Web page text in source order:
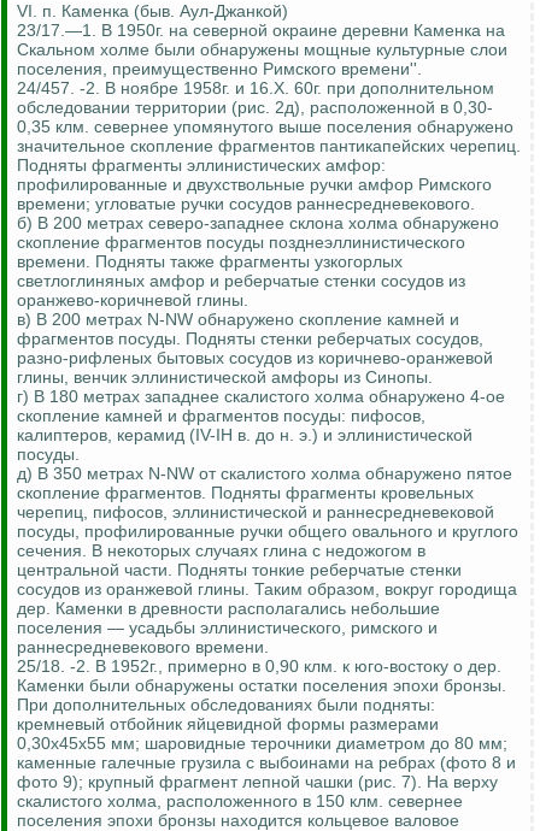
VI. п. Каменка (быв. Аул-Джанкой)
23/17.—1. В 1950г. на северной окраине деревни Каменка на
Скальном холме были обнаружены мощные культурные слои
поселения, преимущественно Римского времени''.
24/457. -2. В ноябре 1958г. и 16.Х. 60г. при дополнительном
обследовании территории (рис. 2д), расположенной в 0,30-
0,35 клм. севернее упомянутого выше поселения обнаружено
значительное скопление фрагментов пантикапейских черепиц.
Подняты фрагменты эллинистических амфор:
профилированные и двухствольные ручки амфор Римского
времени; угловатые ручки сосудов раннесредневекового.
б) В 200 метрах северо-западнее склона холма обнаружено
скопление фрагментов посуды позднеэллинистического
времени. Подняты также фрагменты узкогорлых
светлоглиняных амфор и реберчатые стенки сосудов из
оранжево-коричневой глины.
в) В 200 метрах N-NW обнаружено скопление камней и
фрагментов посуды. Подняты стенки реберчатых сосудов,
разно-рифленых бытовых сосудов из коричнево-оранжевой
глины, венчик эллинистической амфоры из Синопы.
г) В 180 метрах западнее скалистого холма обнаружено 4-ое
скопление камней и фрагментов посуды: пифосов,
калиптеров, керамид (IV-IH в. до н. э.) и эллинистической
посуды.
д) В 350 метрах N-NW от скалистого холма обнаружено пятое
скопление фрагментов. Подняты фрагменты кровельных
черепиц, пифосов, эллинистической и раннесредневековой
посуды, профилированные ручки общего овального и круглого
сечения. В некоторых случаях глина с недожогом в
центральной части. Подняты тонкие реберчатые стенки
сосудов из оранжевой глины. Таким образом, вокруг городища
дер. Каменки в древности располагались небольшие
поселения — усадьбы эллинистического, римского и
раннесредневекового времени.
25/18. -2. В 1952г., примерно в 0,90 клм. к юго-востоку о дер.
Каменки были обнаружены остатки поселения эпохи бронзы.
При дополнительных обследованиях были подняты:
кремневый отбойник яйцевидной формы размерами
0,30x45x55 мм; шаровидные терочники диаметром до 80 мм;
каменные галечные грузила с выбоинами на ребрах (фото 8 и
фото 9); крупный фрагмент лепной чашки (рис. 7). На верху
скалистого холма, расположенного в 150 клм. севернее
поселения эпохи бронзы находится кольцевое валовое